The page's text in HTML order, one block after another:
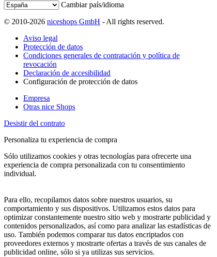
Cambiar país/idioma
© 2010-2026 niceshops GmbH - All rights reserved.
Aviso legal
Protección de datos
Condiciones generales de contratación y política de
revocación
Declaración de accesibilidad
Configuración de protección de datos
Empresa
Otras nice Shops
Desistir del contrato
Personaliza tu experiencia de compra
Sólo utilizamos cookies y otras tecnologías para ofrecerte una
experiencia de compra personalizada con tu consentimiento
individual.
Para ello, recopilamos datos sobre nuestros usuarios, su
comportamiento y sus dispositivos. Utilizamos estos datos para
optimizar constantemente nuestro sitio web y mostrarte publicidad y
contenidos personalizados, así como para analizar las estadísticas de
uso. También podemos comparar tus datos encriptados con
proveedores externos y mostrarte ofertas a través de sus canales de
publicidad online, sólo si ya utilizas sus servicios.